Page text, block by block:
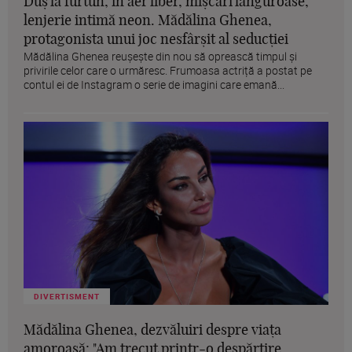
lenjerie intimă neon. Mădălina Ghenea,
protagonista unui joc nesfârșit al seducției
Mădălina Ghenea reușește din nou să oprească timpul și
privirile celor care o urmăresc. Frumoasa actriță a postat pe
contul ei de Instagram o serie de imagini care emană...
DIVERTISMENT
Mădălina Ghenea, dezvăluiri despre viața